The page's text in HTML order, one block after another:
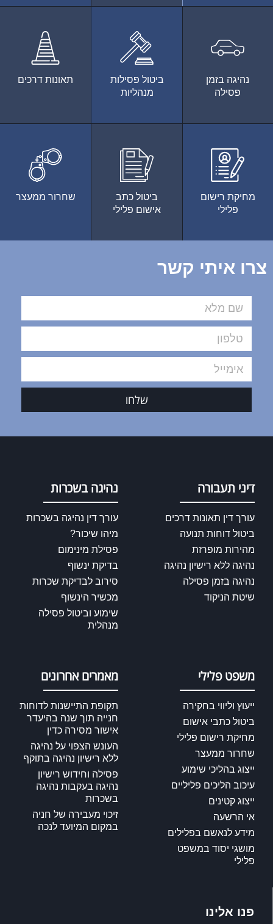
נהיגה בזמן
פסילה
ביטול פסילות
מנהליות
תאונות דרכים
מחיקת רישום
פלילי
ביטול כתב
אישום פלילי
שחרור ממעצר
צרו איתי קשר
שלחו
דיני תעבורה
עורך דין תאונות דרכים
ביטול דוחות תנועה
מהירות מופרזת
נהיגה ללא רישיון נהיגה
נהיגה בזמן פסילה
שיטת הניקוד
נהיגה בשכרות
עורך דין נהיגה בשכרות
מיהו שיכור?
פסילת מינימום
בדיקת ינשוף
סירוב לבדיקת שכרות
מכשיר הינשוף
שימוע וביטול פסילה
מנהלית
משפט פלילי
ייעוץ וליווי בחקירה
ביטול כתבי אישום
מחיקת רישום פלילי
שחרור ממעצר
ייצוג בהליכי שימוע
עיכוב הליכים פליליים
ייצוג קטינים
אי הרשעה
מידע לנאשם בפלילים
מושגי יסוד במשפט
פלילי
מאמרים אחרונים
תקופת התיישנות לדוחות
חנייה תוך שנה בהיעדר
אישור מסירה כדין
העונש הצפוי על נהיגה
ללא רישיון נהיגה בתוקף
פסילה וחידוש רישיון
נהיגה בעקבות נהיגה
בשכרות
זיכוי מעבירה של חניה
במקום המיועד לנכה
פנו אלינו